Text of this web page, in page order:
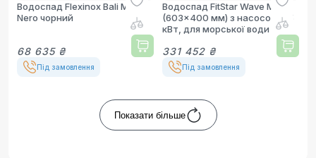
Водоспад Flexinox Bali Mini
Nero чорний
68 635 ₴
Під замовлення
Водоспад FitStar Wave Mini
(603x400 мм) з насосом 0.5
кВт, для морської води
331 452 ₴
Під замовлення
Показати більше